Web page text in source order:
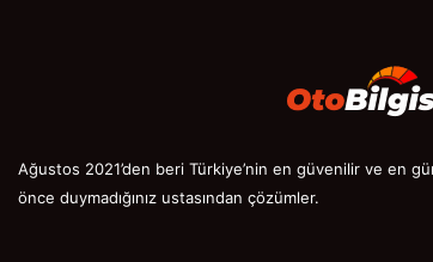
Ağustos 2021’den beri Türkiye’nin en güvenilir ve en
önce duymadığınız ustasından çözümler.